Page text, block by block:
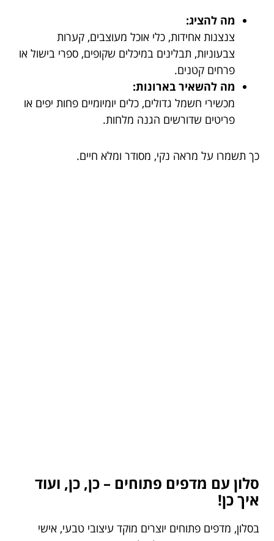
מה להציג:
צנצנות אחידות, כלי אוכל מעוצבים, קערות
צבעוניות, תבלינים במיכלים שקופים, ספרי בישול או
פרחים קטנים.
מה להשאיר בארונות:
מכשירי חשמל גדולים, כלים יומיומיים פחות יפים או
פריטים שדורשים הגנה מלחות.
כך תשמרו על מראה נקי, מסודר ומלא חיים.
סלון עם מדפים פתוחים – כן, כן, ועוד
איך כן!
בסלון, מדפים פתוחים יוצרים מוקד עיצובי טבעי, אישי